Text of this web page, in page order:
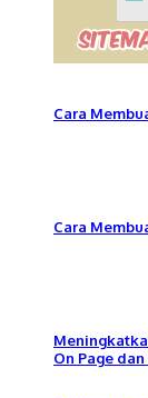
Cara
Cara
On Page